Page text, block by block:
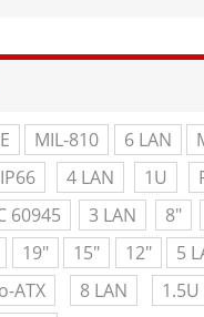
MIL-810 6 LAN
IP66 4 LAN 1U
60945 3 LAN 8"
19" 15" 12" 5
ATX 8 LAN 1.5U